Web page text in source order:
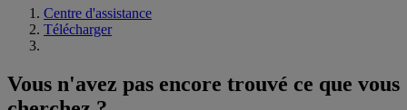
Centre d'assistance
Télécharger
Vous n'avez pas encore trouvé ce que vous